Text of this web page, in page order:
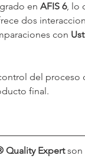
en AFIS 6, lo
dos
con
del proceso
final.
Quality Expert